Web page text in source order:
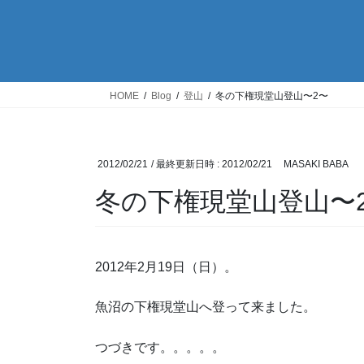
HOME Blog 登山 冬の下権現堂山登山〜2〜
2012/02/21 / 最終更新日時 : 2012/02/21 MASAKI BABA
冬の下権現堂山登山〜
2012年2月19日（日）。
魚沼の下権現堂山へ登って来ました。
つづきです。。。。。